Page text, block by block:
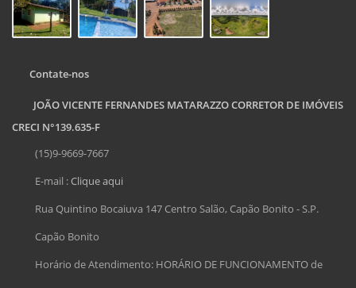
Contate-nos
JOÃO VICENTE FERNANDES MATARAZZO CORRETOR DE IMÓVEIS
CRECI N°139.635-F
(15)9-9669-7667
E-mail :Clique aqui
Rua Quintino Bocaiuva 147 Centro Salão, Capão Bonito - S.P.
Capão Bonito
Horário de Atendimento: HORÁRIO DE FUNCIONAMENTO de